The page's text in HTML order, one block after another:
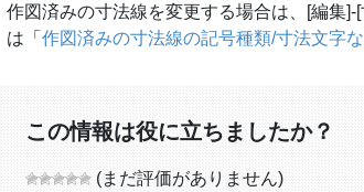
作図済みの寸法線を変更する場合は、[編集
は「 作図済みの寸法線の記号種類/寸法文字
この情報は役に立ちましたか？
(まだ評価がありません)